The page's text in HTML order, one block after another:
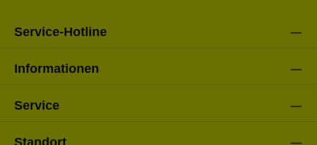
Service-Hotline
Informationen
Service
Standort